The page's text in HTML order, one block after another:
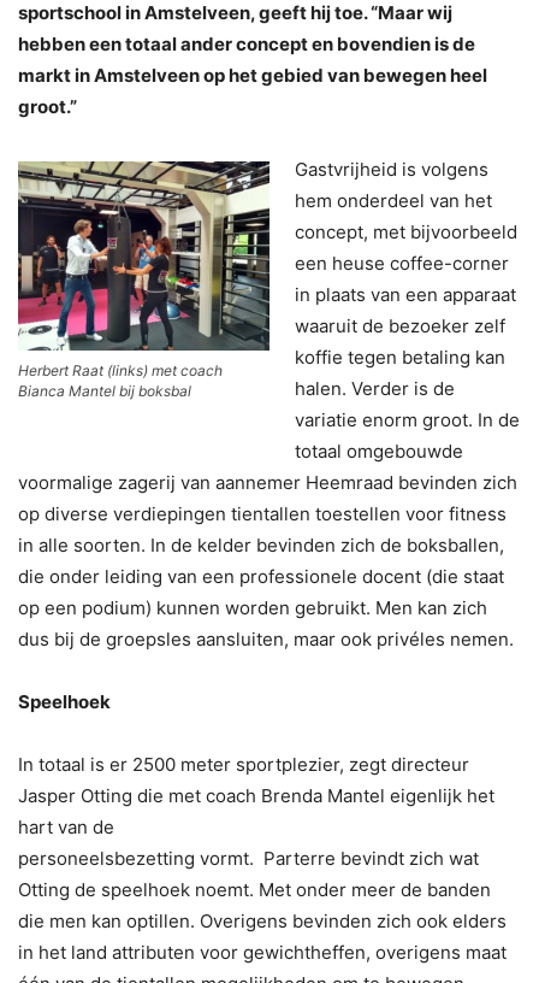
sportschool in Amstelveen, geeft hij toe. “Maar wij
hebben een totaal ander concept en bovendien is de
markt in Amstelveen op het gebied van bewegen heel
groot.”
Herbert Raat (links) met coach
Bianca Mantel bij boksbal
Gastvrijheid is volgens
hem onderdeel van het
concept, met bijvoorbeeld
een heuse coffee-corner
in plaats van een apparaat
waaruit de bezoeker zelf
koffie tegen betaling kan
halen. Verder is de
variatie enorm groot. In de
totaal omgebouwde
voormalige zagerij van aannemer Heemraad bevinden zich
op diverse verdiepingen tientallen toestellen voor fitness
in alle soorten. In de kelder bevinden zich de boksballen,
die onder leiding van een professionele docent (die staat
op een podium) kunnen worden gebruikt. Men kan zich
dus bij de groepsles aansluiten, maar ook privéles nemen.
Speelhoek
In totaal is er 2500 meter sportplezier, zegt directeur
Jasper Otting die met coach Brenda Mantel eigenlijk het
hart van de
personeelsbezetting vormt. Parterre bevindt zich wat
Otting de speelhoek noemt. Met onder meer de banden
die men kan optillen. Overigens bevinden zich ook elders
in het land attributen voor gewichtheffen, overigens maat